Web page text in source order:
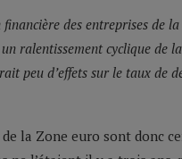
des entreprises de
un ralentissement cyclique de
peu d’effets sur le taux de
de la Zone euro sont donc